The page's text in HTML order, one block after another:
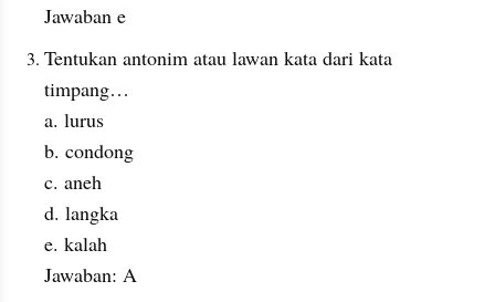
Jawaban e
Tentukan antonim atau lawan kata dari kata
timpang…
a. lurus
b. condong
c. aneh
d. langka
e. kalah
Jawaban: A